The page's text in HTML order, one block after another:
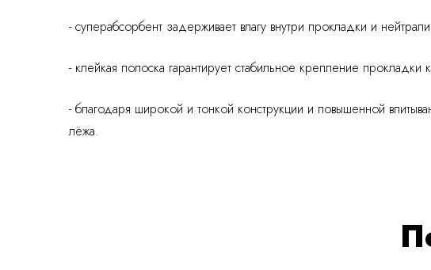
- суперабсорбент задерживает влагу внутри прокладки и
- клейкая полоска гарантирует стабильное крепление прокладки
- благодаря широкой и тонкой конструкции и повышенной
лёжа.